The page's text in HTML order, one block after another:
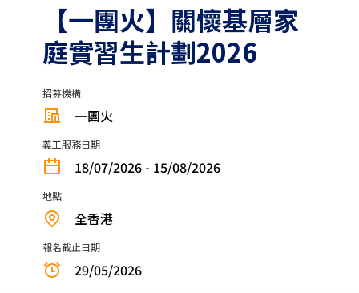
【一團火】關懷基層家
庭實習生計劃2026
招募機構
一團火
義工服務日期
18/07/2026 - 15/08/2026
地點
全香港
報名截止日期
29/05/2026